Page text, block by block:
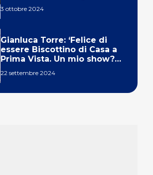
3 ottobre 2024
Gianluca Torre: ‘Felice di
essere Biscottino di Casa a
Prima Vista. Un mio show?
22 settembre 2024